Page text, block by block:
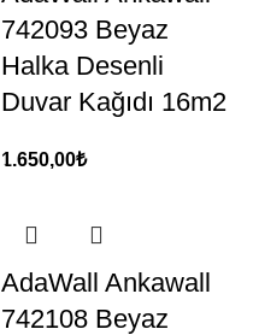
742093 Beyaz
Halka Desenli
Duvar Kağıdı 16m2
1.650,00₺
AdaWall Ankawall
742108 Beyaz